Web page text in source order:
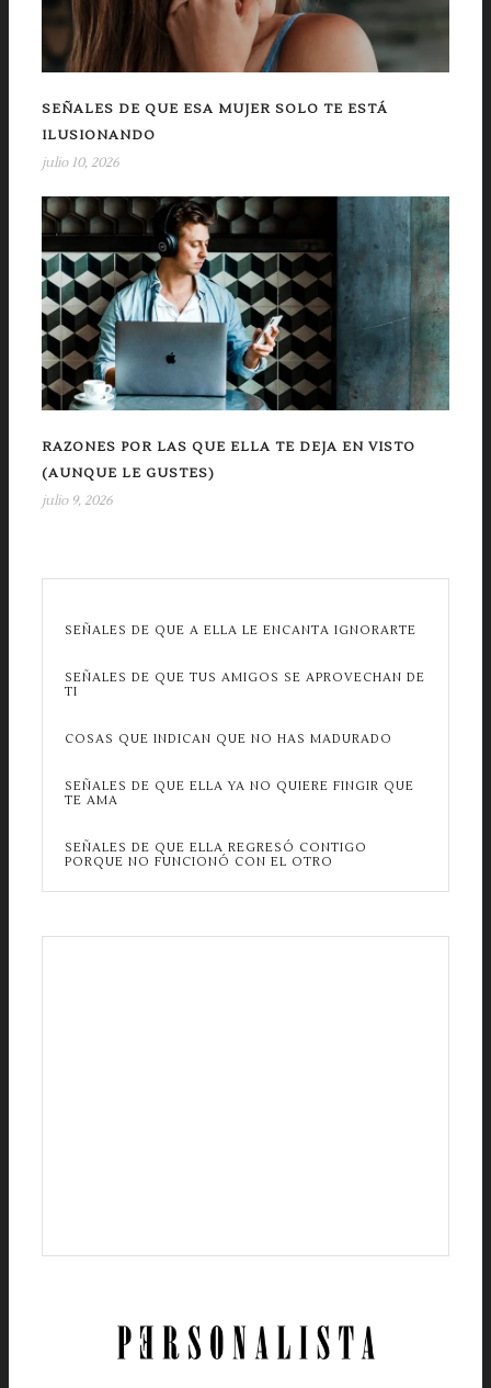
SEÑALES DE QUE ESA MUJER SOLO TE ESTÁ
ILUSIONANDO
julio 10, 2026
RAZONES POR LAS QUE ELLA TE DEJA EN VISTO
(AUNQUE LE GUSTES)
julio 9, 2026
SEÑALES DE QUE A ELLA LE ENCANTA IGNORARTE
SEÑALES DE QUE TUS AMIGOS SE APROVECHAN DE
TI
COSAS QUE INDICAN QUE NO HAS MADURADO
SEÑALES DE QUE ELLA YA NO QUIERE FINGIR QUE
TE AMA
SEÑALES DE QUE ELLA REGRESÓ CONTIGO
PORQUE NO FUNCIONÓ CON EL OTRO